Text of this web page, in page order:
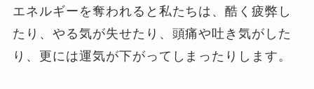
エネルギーを奪われると私たちは、酷く疲弊し
たり、やる気が失せたり、頭痛や吐き気がした
り、更には運気が下がってしまったりします。